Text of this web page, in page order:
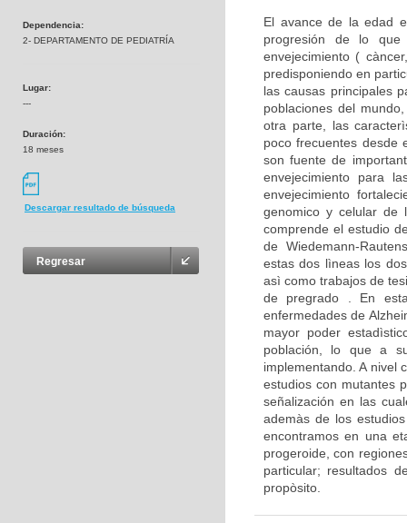
Dependencia:
2- DEPARTAMENTO DE PEDIATRÍA
Lugar:
---
Duración:
18 meses
Descargar resultado de búsqueda
Regresar
El avance de la edad
progresión de lo que
envejecimiento (
predisponiendo en
las causas principales
poblaciones del
otra parte, las
poco frecuentes desde
son fuente de
envejecimiento para
envejecimiento
genomico y celular de
comprende el estudio
de Wiedemann-
estas dos lìneas los
asì como trabajos de
de pregrado . En
enfermedades de
mayor poder
población, lo que a
implementando. A nivel
estudios con mutantes
señalización en las
ademàs de los
encontramos en una
progeroide, con
particular; resultados
propòsito.